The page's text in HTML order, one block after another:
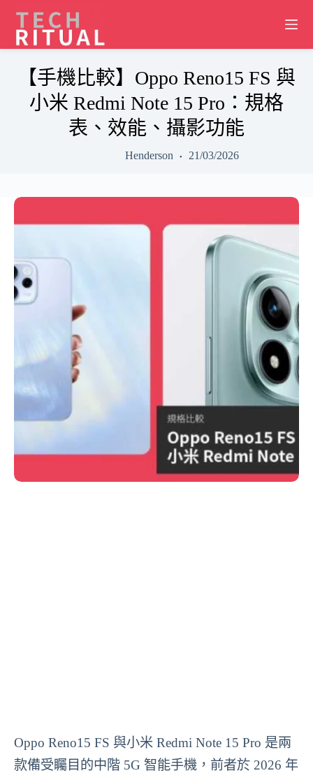
content
【手機比較】Oppo Reno15 FS 與
小米 Redmi Note 15 Pro：規格
表、效能、攝影功能
Henderson 21/03/2026
Oppo Reno15 FS 與小米 Redmi Note 15 Pro 是兩
款備受矚目的中階 5G 智能手機，前者於 2026 年